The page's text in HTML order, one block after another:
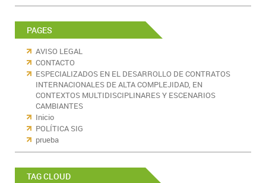
PAGES
AVISO LEGAL
CONTACTO
ESPECIALIZADOS EN EL DESARROLLO DE CONTRATOS
INTERNACIONALES DE ALTA COMPLEJIDAD, EN
CONTEXTOS MULTIDISCIPLINARES Y ESCENARIOS
CAMBIANTES
Inicio
POLÍTICA SIG
prueba
TAG CLOUD